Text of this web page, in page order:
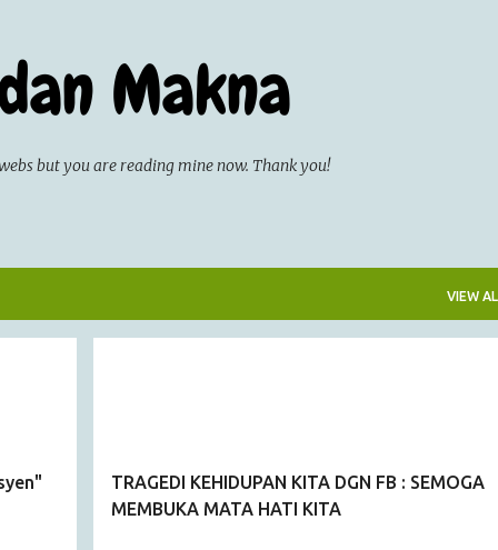
Makna
but you are reading mine now. Thank you!
VIEW
TRAGEDI KEHIDUPAN KITA DGN FB : SEMOGA
MEMBUKA MATA HATI KITA